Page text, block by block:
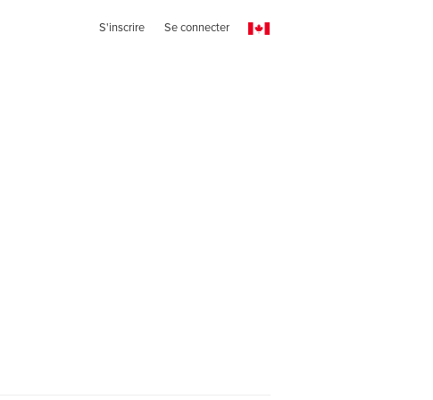
S'inscrire Se connecter